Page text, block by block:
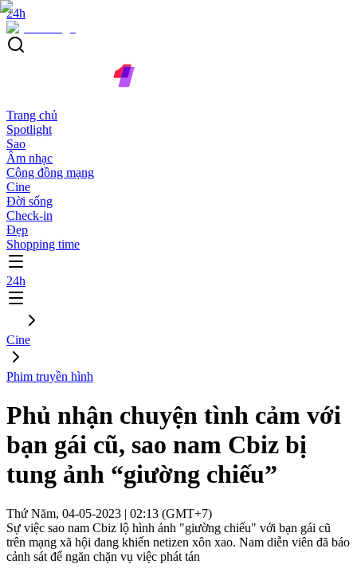
24h
Trang chủ
Spotlight
Sao
Âm nhạc
Cộng đồng mạng
Cine
Đời sống
Check-in
Đẹp
Shopping time
24h
Cine
Phim truyền hình
Phủ nhận chuyện tình cảm với
bạn gái cũ, sao nam Cbiz bị
tung ảnh “giường chiếu”
Thứ Năm, 04-05-2023 | 02:13 (GMT+7)
Sự việc sao nam Cbiz lộ hình ảnh "giường chiếu" với bạn gái cũ
trên mạng xã hội đang khiến netizen xôn xao. Nam diễn viên đã báo
cảnh sát để ngăn chặn vụ việc phát tán